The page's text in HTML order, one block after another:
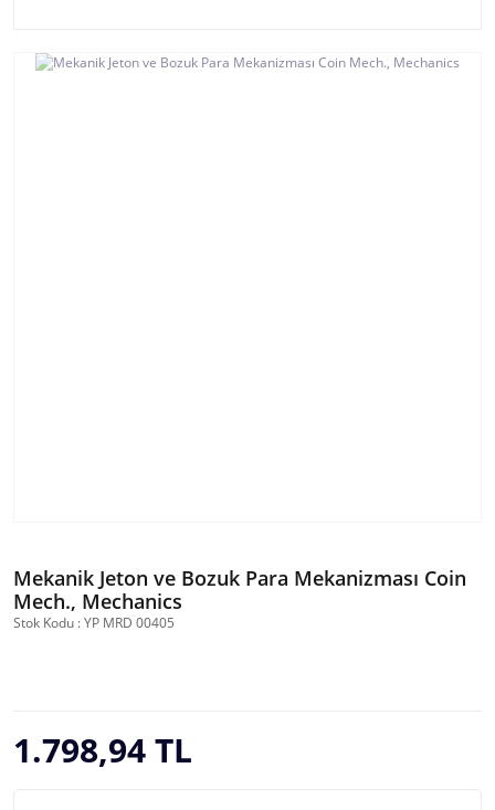
Mekanik Jeton ve Bozuk Para Mekanizması Coin
Mech., Mechanics
Stok Kodu : YP MRD 00405
1.798,94 TL